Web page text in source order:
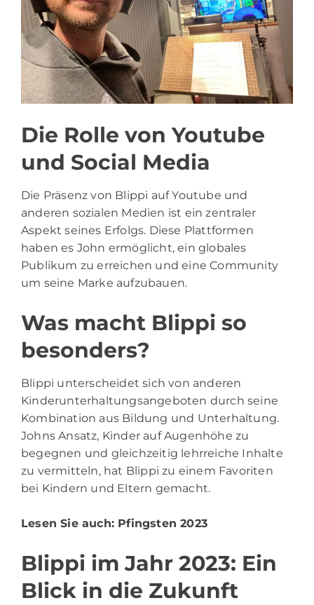
Die Rolle von Youtube
und Social Media
Die Präsenz von Blippi auf Youtube und
anderen sozialen Medien ist ein zentraler
Aspekt seines Erfolgs. Diese Plattformen
haben es John ermöglicht, ein globales
Publikum zu erreichen und eine Community
um seine Marke aufzubauen.
Was macht Blippi so
besonders?
Blippi unterscheidet sich von anderen
Kinderunterhaltungsangeboten durch seine
Kombination aus Bildung und Unterhaltung.
Johns Ansatz, Kinder auf Augenhöhe zu
begegnen und gleichzeitig lehrreiche Inhalte
zu vermitteln, hat Blippi zu einem Favoriten
bei Kindern und Eltern gemacht.
Lesen Sie auch: Pfingsten 2023
Blippi im Jahr 2023: Ein
Blick in die Zukunft